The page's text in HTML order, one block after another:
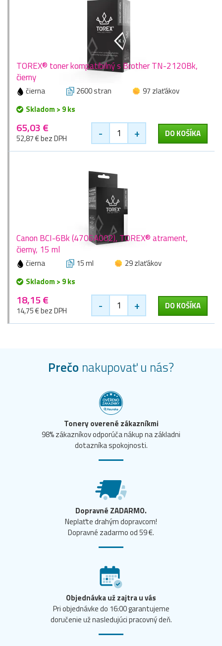
TOREX® toner kompatibilný s Brother TN-2120Bk,
čierny
čierna 2600 stran
97 zlaťákov
Skladom > 9 ks
65,03 €
52,87 € bez DPH - + DO KOŠÍKA
Canon BCI-6Bk (4705A002), TOREX® atrament,
čierny, 15 ml
čierna 15 ml
29 zlaťákov
Skladom > 9 ks
18,15 €
14,75 € bez DPH - + DO KOŠÍKA
Prečo nakupovať u nás?
Tonery overené zákazníkmi
98% zákazníkov odporúča nákup na základni
dotazníka spokojnosti.
Dopravné ZADARMO.
Neplaťte drahým dopravcom!
Dopravné zadarmo od 59 €.
Objednávka už zajtra u vás
Pri objednávke do 16:00 garantujeme
doručenie už nasledujúci pracovný deň.